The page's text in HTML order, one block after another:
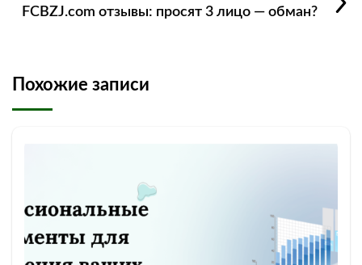
FCBZJ.com отзывы: просят 3 лицо — обман?
Похожие записи